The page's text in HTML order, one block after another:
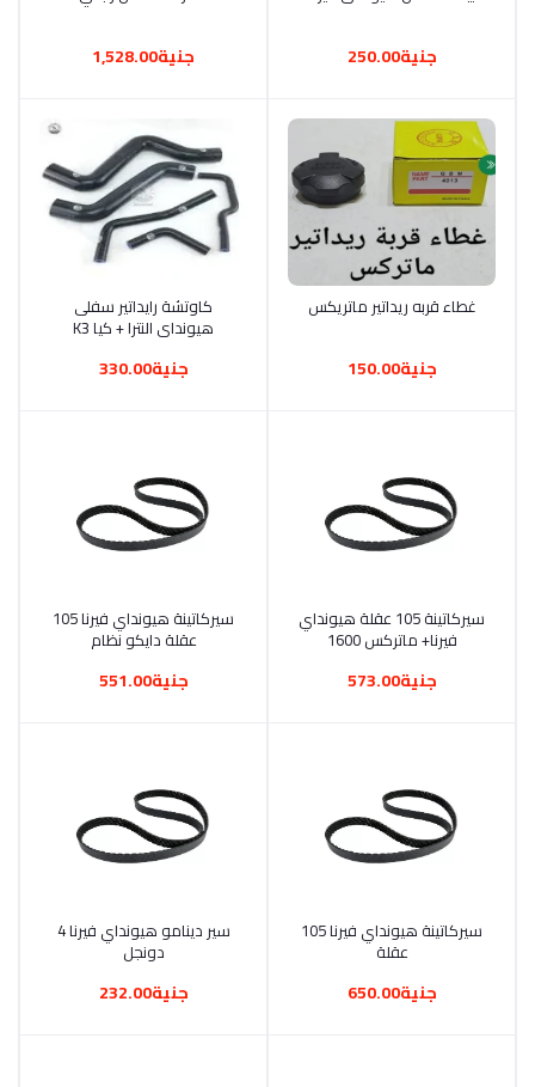
جنية250.00 جنية1,528.00
أضف إلى السلة
غطاء قربه ريداتير ماتريكس
جنية150.00
أضف إلى السلة
كاوتشة رايداتير سفلى
هيونداى النترا + كيا K3
جنية330.00
أضف إلى السلة
سيركاتينة 105 عقلة هيونداي
فيرنا+ ماتركس 1600
جنية573.00
أضف إلى السلة سيركاتينة هيونداي فيرنا 105
عقلة دايكو نظام
جنية551.00
أضف إلى السلة سيركاتينة هيونداي فيرنا 105
عقلة
جنية650.00
أضف إلى السلة سير دينامو هيونداي فيرنا 4
دونجل
جنية232.00